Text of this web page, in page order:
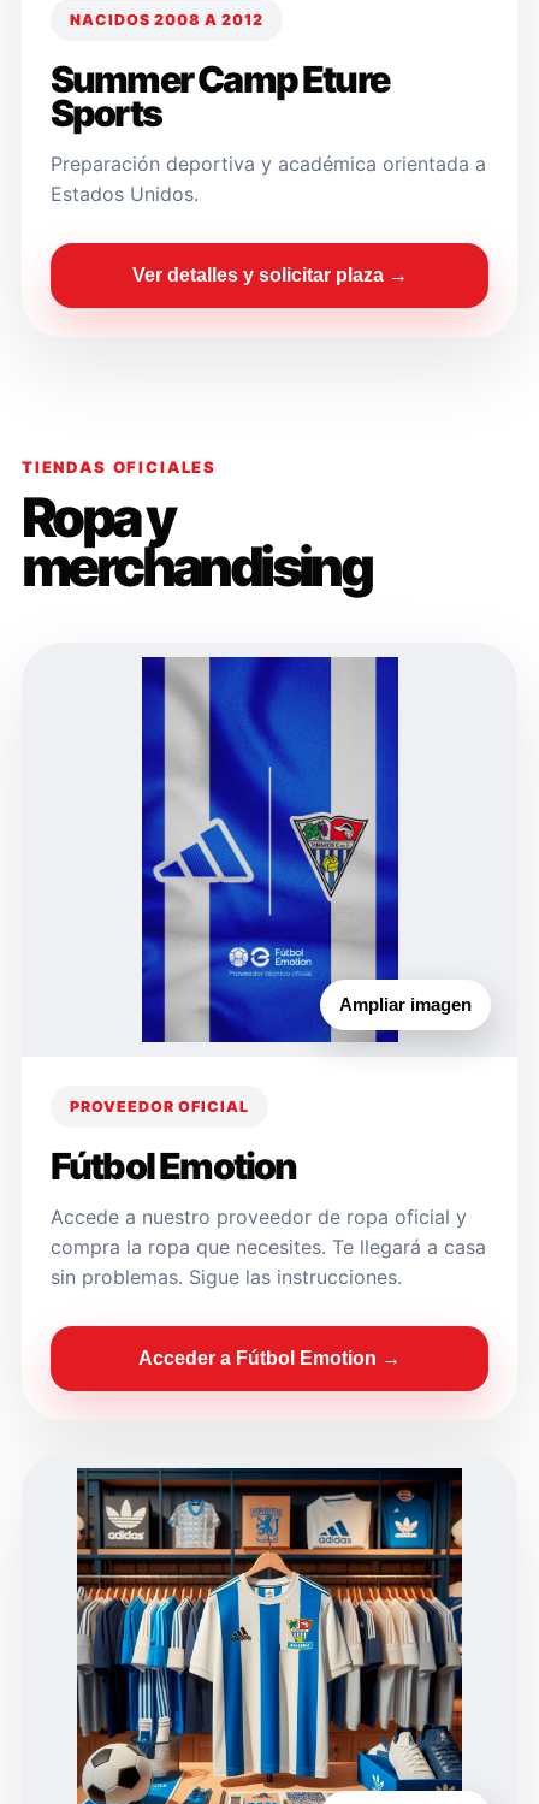
NACIDOS 2008 A 2012
Summer Camp Eture
Sports
Preparación deportiva y académica orientada a
Estados Unidos.
Ver detalles y solicitar plaza →
TIENDAS OFICIALES
Ropa y
merchandising
Ampliar imagen
PROVEEDOR OFICIAL
Fútbol Emotion
Accede a nuestro proveedor de ropa oficial y
compra la ropa que necesites. Te llegará a casa
sin problemas. Sigue las instrucciones.
Acceder a Fútbol Emotion →